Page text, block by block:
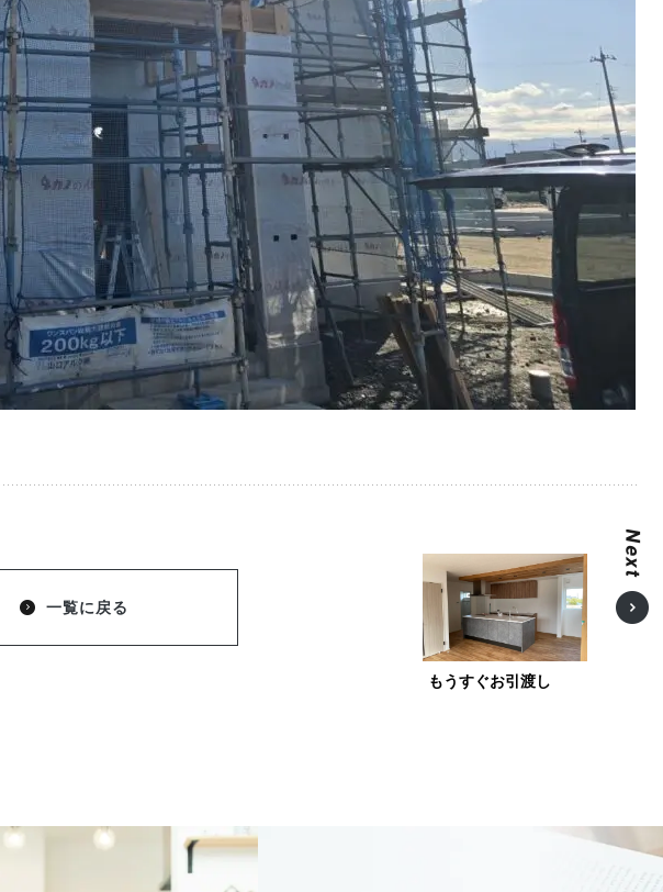
もうすぐお引渡し
一覧に戻る